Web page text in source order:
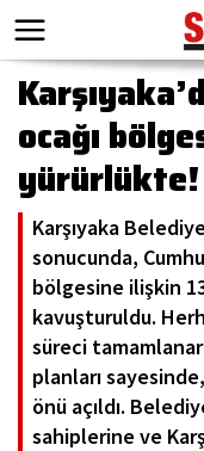
ocağı
yürürlükte!
Karşıyaka
sonucunda,
bölgesine ilişkin
kavuşturuldu.
süreci
planları
önü açıldı.
sahiplerine ve